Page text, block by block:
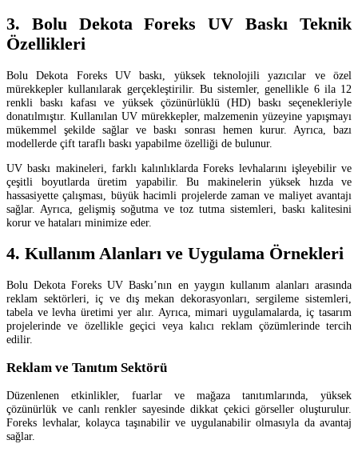
3. Bolu Dekota Foreks UV Baskı Teknik
Özellikleri
Bolu Dekota Foreks UV baskı, yüksek teknolojili yazıcılar ve özel
mürekkepler kullanılarak gerçekleştirilir. Bu sistemler, genellikle 6 ila 12
renkli baskı kafası ve yüksek çözünürlüklü (HD) baskı seçenekleriyle
donatılmıştır. Kullanılan UV mürekkepler, malzemenin yüzeyine yapışmayı
mükemmel şekilde sağlar ve baskı sonrası hemen kurur. Ayrıca, bazı
modellerde çift taraflı baskı yapabilme özelliği de bulunur.
UV baskı makineleri, farklı kalınlıklarda Foreks levhalarını işleyebilir ve
çeşitli boyutlarda üretim yapabilir. Bu makinelerin yüksek hızda ve
hassasiyette çalışması, büyük hacimli projelerde zaman ve maliyet avantajı
sağlar. Ayrıca, gelişmiş soğutma ve toz tutma sistemleri, baskı kalitesini
korur ve hataları minimize eder.
4. Kullanım Alanları ve Uygulama Örnekleri
Bolu Dekota Foreks UV Baskı’nın en yaygın kullanım alanları arasında
reklam sektörleri, iç ve dış mekan dekorasyonları, sergileme sistemleri,
tabela ve levha üretimi yer alır. Ayrıca, mimari uygulamalarda, iç tasarım
projelerinde ve özellikle geçici veya kalıcı reklam çözümlerinde tercih
edilir.
Reklam ve Tanıtım Sektörü
Düzenlenen etkinlikler, fuarlar ve mağaza tanıtımlarında, yüksek
çözünürlük ve canlı renkler sayesinde dikkat çekici görseller oluşturulur.
Foreks levhalar, kolayca taşınabilir ve uygulanabilir olmasıyla da avantaj
sağlar.